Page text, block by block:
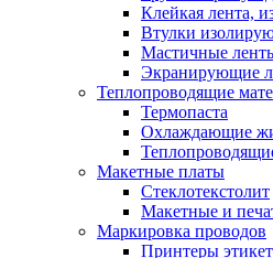
Клейкая лента,
Втулки
Мастичные
Экранирующие
Теплопроводящие
Термопаста
Охлаждающие
Макетные платы
Стеклотекстолит
Макетные и
Маркировка проводов
Принтеры